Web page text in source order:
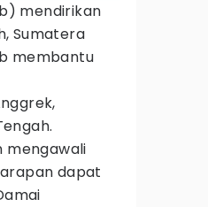
mendirikan
Sumatera
membantu
mengawali
dapat